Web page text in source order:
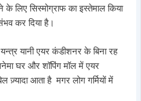
के लिए सिस्मोग्राफ का इस्तेमाल किया
कर दिया है।
यानी एयर कंडीशनर के बिना रह
घर और शॉपिंग मॉल में एयर
ज़्यादा आता है मगर लोग गर्मियों में